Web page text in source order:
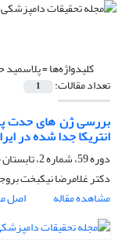
کلیدواژه‌ها =
تعداد مقالات: 1
بررسی ژن های حدت
انتریکا جدا شده در
دوره 59، شماره 2، تابستان 1383
دکتر غلامرضا نیکبخت
مشاهده مقاله
اصل